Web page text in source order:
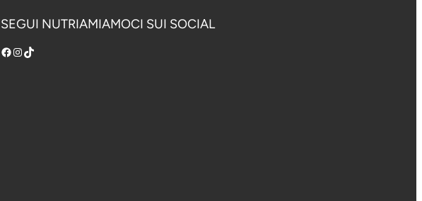
SEGUI NUTRIAMIAMOCI SUI SOCIAL
Facebook InstagramTikTok